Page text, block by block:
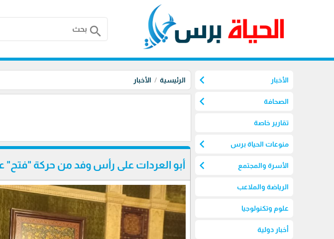
search
الأخبار chevron_left
الصحافة chevron_left
تقارير خاصة
منوعات الحياة برس chevron_left
الأسرة والمجتمع chevron_left
الرياضة والملاعب
علوم وتكنولوجيا
أخبار دولية
الرئيسية الأخبار
أبو العردات على رأس وفد من حركة "فتح"